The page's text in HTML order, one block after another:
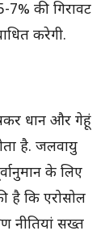
की गिरावट
करेगी.
धान और गेहूं
है. जलवायु
के लिए
है कि एरोसोल
नीतियां सख्त